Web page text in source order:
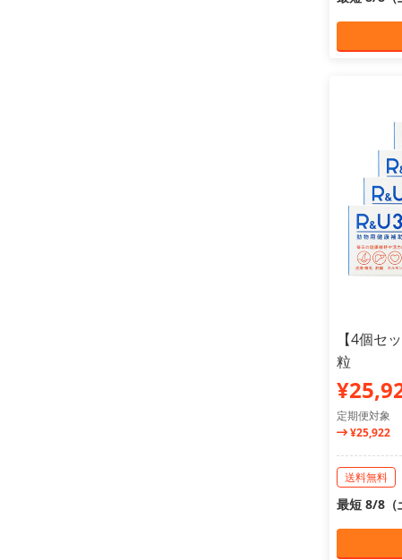
【4個セ
粒
定期便対象
¥25,922
送料無料
最短 8/8（